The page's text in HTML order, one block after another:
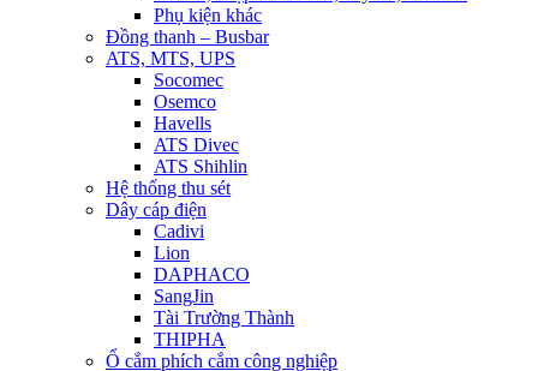
Phụ kiện khác
Đồng thanh – Busbar
ATS, MTS, UPS
Socomec
Osemco
Havells
ATS Divec
ATS Shihlin
Hệ thống thu sét
Dây cáp điện
Cadivi
Lion
DAPHACO
SangJin
Tài Trường Thành
THIPHA
Ổ cắm phích cắm công nghiệp